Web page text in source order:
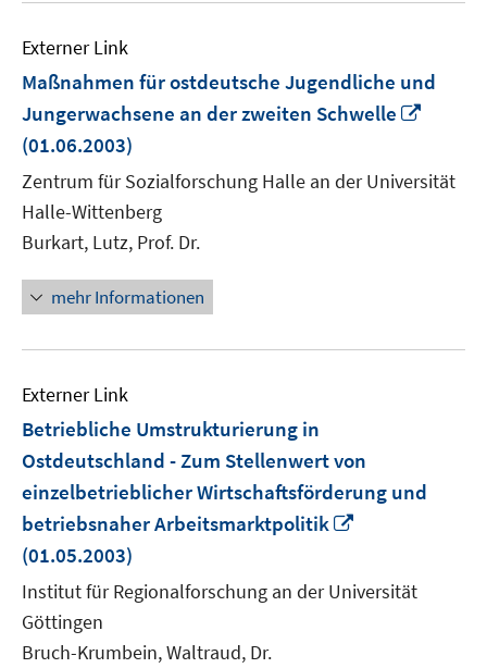
Externer Link
Maßnahmen für ostdeutsche Jugendliche und
Jungerwachsene an der zweiten Schwelle
öffnen
(01.06.2003)
Zentrum für Sozialforschung Halle an der Universität
Halle-Wittenberg
Burkart, Lutz, Prof. Dr.
mehr Informationen
Externer Link
Betriebliche Umstrukturierung in
Ostdeutschland - Zum Stellenwert von
einzelbetrieblicher Wirtschaftsförderung und
betriebsnaher Arbeitsmarktpolitik
öffnen
(01.05.2003)
Institut für Regionalforschung an der Universität
Göttingen
Bruch-Krumbein, Waltraud, Dr.